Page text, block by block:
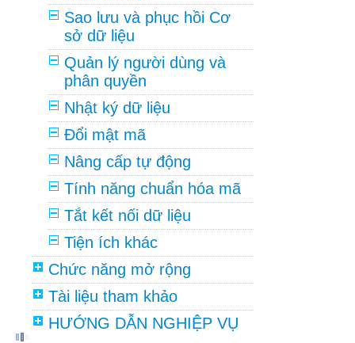
Sao lưu và phục hồi Cơ
sở dữ liệu
Quản lý người dùng và
phân quyền
Nhật ký dữ liệu
Đổi mật mã
Nâng cấp tự động
Tính năng chuẩn hóa mã
Tắt kết nối dữ liệu
Tiện ích khác
Chức năng mở rộng
Tài liệu tham khảo
HƯỚNG DẪN NGHIỆP VỤ